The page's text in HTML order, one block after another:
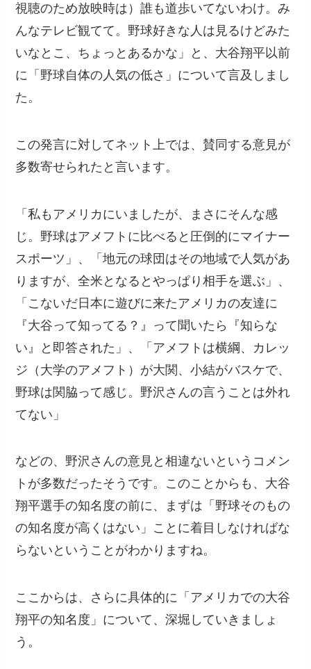
視聴のため放映時は）誰も道歩いてないわけ。み
んなテレビ観てて。野球好きな人は見るけどみた
いなとこ、ちょっとあるかな」と、大谷翔平以前
に「野球自体の人気の低さ」について言及しまし
た。
この発言に対してネット上では、賛同する意見が
多数寄せられたと言います。
「私もアメリカにいましたが、まさにそんな感
じ。野球はアメフトに比べると圧倒的にマイナー
スポーツ」、「地元の球団はその地域で人気があ
りますが、全米となるとやっぱり相手を選ぶ」、
「こないだ日本に遊びに来たアメリカの友達に
『大谷って知ってる？』って聞いたら『知らな
い』と即答された」、「アメフトは横綱、カレッ
ジ（大学のアメフト）が大関、小結がバスケで、
野球は関脇って感じ。野沢さんの言うことは外れ
てない」
などの、野沢さんの意見と相違ないというコメン
トが多数だったそうです。このことからも、大谷
翔平選手の知名度の前に、まずは「野球そのもの
の知名度が高くはない」ことに着目しなければな
らないということがわかりますね。
ここからは、さらに具体的に「アメリカでの大谷
翔平の知名度」について、深堀していきましょ
う。